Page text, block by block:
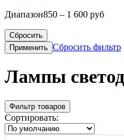
Диапазон850 – 1 600 руб
Сбросить
Применить Сбросить фильтр
Лампы
Фильтр товаров
Сортировать: